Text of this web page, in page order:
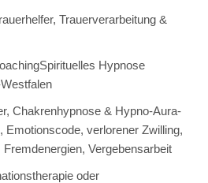
Trauerverarbeitung &
Hypnose
Chakrenhypnose & Hypno-Aura-
Emotionscode, verlorener Zwilling,
Vergebensarbeit
oder